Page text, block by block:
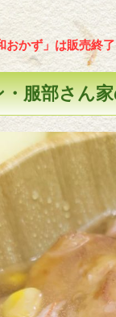
おかず」は販売終
服部さん